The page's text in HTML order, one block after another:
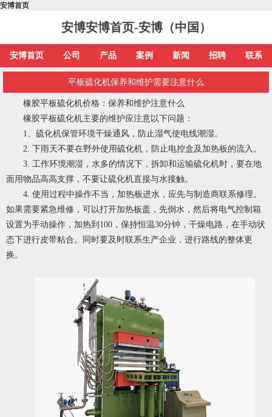
安博首页
安博安博首页-安博（中国）
安博首页 公司 产品 案例 新闻 招聘 联系
平板硫化机保养和维护需要注意什么
橡胶平板硫化机价格：保养和维护注意什么
橡胶平板硫化机主要的维护应注意以下问题：
1、硫化机保管环境干燥通风，防止湿气使电线潮湿。
2. 下雨天不要在野外使用硫化机，防止电控盒及加热板的流入。
3. 工作环境潮湿，水多的情况下，拆卸和运输硫化机时，要在地
面用物品高高支撑，不要让硫化机直接与水接触。
4. 使用过程中操作不当，加热板进水，应先与制造商联系修理。
如果需要紧急维修，可以打开加热板盖，先倒水，然后将电气控制箱
设置为手动操作，加热到100，保持恒温30分钟，干燥电路，在手动状
态下进行皮带粘合。同时要及时联系生产企业，进行路线的整体更
换。